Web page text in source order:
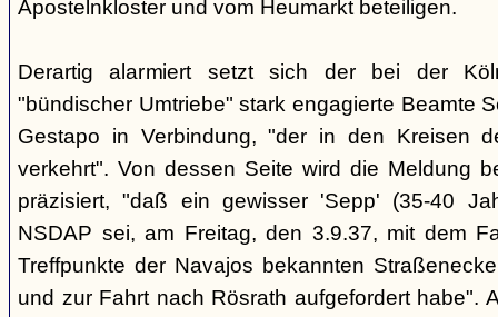
Apostelnkloster und vom Heumarkt beteiligen.
Derartig alarmiert setzt sich der bei der
"bündischer Umtriebe" stark engagierte Beamte
Gestapo in Verbindung, "der in den Kreisen
verkehrt". Von dessen Seite wird die Meldung
präzisiert, "daß ein gewisser 'Sepp' (35-40
NSDAP sei, am Freitag, den 3.9.37, mit dem
Treffpunkte der Navajos bekannten
und zur Fahrt nach Rösrath aufgefordert habe".